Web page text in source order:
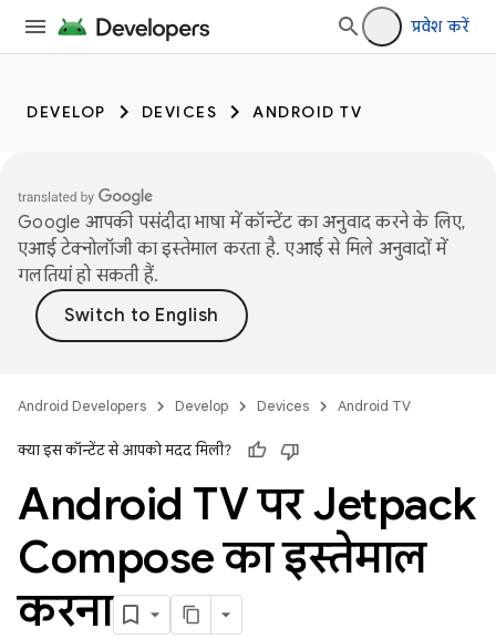
प्रवेश करें
DEVELOP DEVICES ANDROID TV
Google आपकी पसंदीदा भाषा में कॉन्टेंट का अनुवाद करने के लिए,
एआई टेक्नोलॉजी का इस्तेमाल करता है. एआई से मिले अनुवादों में
गलतियां हो सकती हैं.
Android Developers Develop Devices Android TV
क्या इस कॉन्टेंट से आपको मदद मिली?
Android TV पर Jetpack
Compose का इस्तेमाल
करना